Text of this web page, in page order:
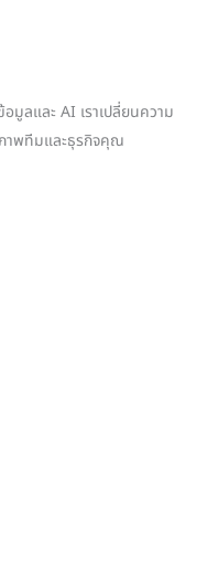
ลและ AI เราเปลี่ยนความ
าพทีมและธุรกิจคุณ